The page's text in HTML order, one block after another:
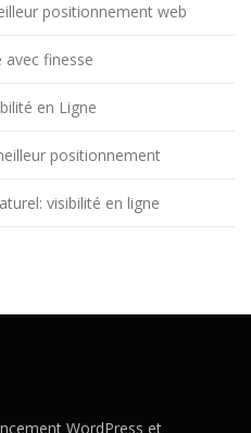
positionnement web
avec finesse
en Ligne
positionnement
visibilité en ligne
WordPress et